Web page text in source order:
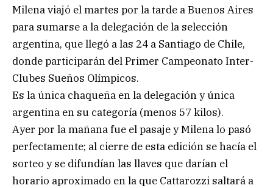
Milena viajó el martes por la tarde a Buenos Aires
para sumarse a la delegación de la selección
argentina, que llegó a las 24 a Santiago de Chile,
donde participarán del Primer Campeonato Inter-
Clubes Sueños Olímpicos.
Es la única chaqueña en la delegación y única
argentina en su categoría (menos 57 kilos).
Ayer por la mañana fue el pasaje y Milena lo pasó
perfectamente; al cierre de esta edición se hacía el
sorteo y se difundían las llaves que darían el
horario aproximado en la que Cattarozzi saltará a